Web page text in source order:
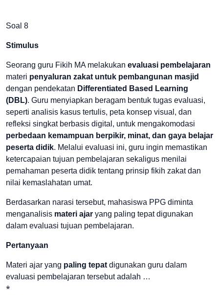
Soal 8
Stimulus
Seorang guru Fikih MA melakukan evaluasi pembelajaran
materi penyaluran zakat untuk pembangunan masjid
dengan pendekatan Differentiated Based Learning
(DBL). Guru menyiapkan beragam bentuk tugas evaluasi,
seperti analisis kasus tertulis, peta konsep visual, dan
refleksi singkat berbasis digital, untuk mengakomodasi
perbedaan kemampuan berpikir, minat, dan gaya belajar
peserta didik. Melalui evaluasi ini, guru ingin memastikan
ketercapaian tujuan pembelajaran sekaligus menilai
pemahaman peserta didik tentang prinsip fikih zakat dan
nilai kemaslahatan umat.
Berdasarkan narasi tersebut, mahasiswa PPG diminta
menganalisis materi ajar yang paling tepat digunakan
dalam evaluasi tujuan pembelajaran.
Pertanyaan
Materi ajar yang paling tepat digunakan guru dalam
evaluasi pembelajaran tersebut adalah …
*